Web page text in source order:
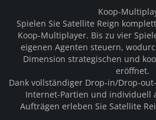
Koop-
Spielen Sie Satellite Reign
Koop-Multiplayer. Bis zu vier
eigenen Agenten steuern,
Dimension strategischen und
eröffnet.
Dank vollständiger Drop-in/Drop-
Internet-Partien und individuell
Aufträgen erleben Sie Satellite